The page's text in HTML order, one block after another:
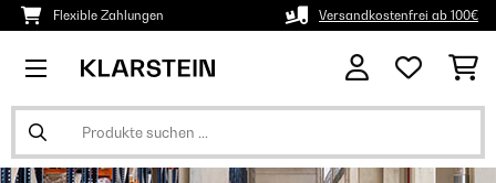
Flexible Zahlungen Versandkostenfrei ab 100€